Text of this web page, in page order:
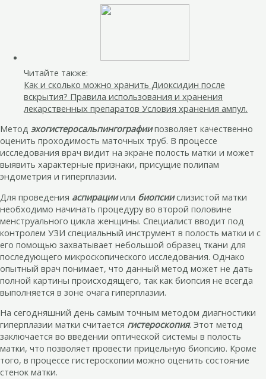
Читайте также:
Как и сколько можно хранить Диоксидин после
вскрытия? Правила использования и хранения
лекарственных препаратов Условия хранения ампул.
Метод эхогистеросальпингографиипозволяет качественно
оценить проходимость маточных труб. В процессе
исследования врач видит на экране полость матки и может
выявить характерные признаки, присущие полипам
эндометрия и гиперплазии.
Для проведения аспирацииили биопсиислизистой матки
необходимо начинать процедуру во второй половине
менструального цикла женщины. Специалист вводит под
контролем УЗИ специальный инструмент в полость матки и с
его помощью захватывает небольшой образец ткани для
последующего микроскопического исследования. Однако
опытный врач понимает, что данный метод может не дать
полной картины происходящего, так как биопсия не всегда
выполняется в зоне очага гиперплазии.
На сегодняшний день самым точным методом диагностики
гиперплазии матки считается гистероскопия. Этот метод
заключается во введении оптической системы в полость
матки, что позволяет провести прицельную биопсию. Кроме
того, в процессе гистероскопии можно оценить состояние
стенок матки.